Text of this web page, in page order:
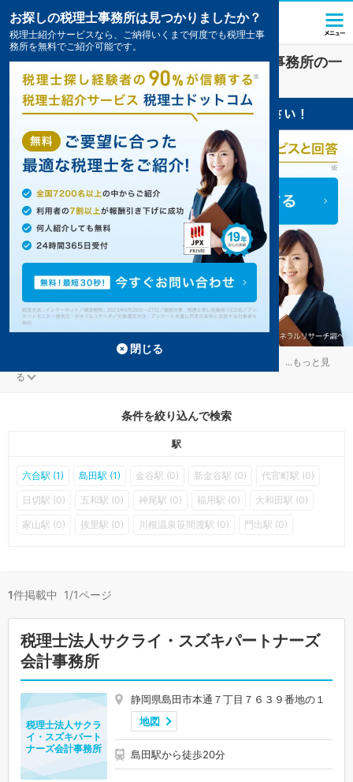
島田で資金調達対策を扱う税理士・会計事務所の一
覧1件掲載中
...もっと見
る
条件を絞り込んで検索
駅
六合駅 (1) 島田駅 (1) 金谷駅 (0) 新金谷駅 (0) 代官町駅 (0)
日切駅 (0) 五和駅 (0) 神尾駅 (0) 福用駅 (0) 大和田駅 (0)
家山駅 (0) 抜里駅 (0) 川根温泉笹間渡駅 (0) 門出駅 (0)
1件掲載中 1/1ページ
税理士法人サクライ・スズキパートナーズ
会計事務所
静岡県島田市本通７丁目７６３９番地の１
地図
島田駅から徒歩20分
税理士法人サクラ
イ・スズキパート
ナーズ会計事務所
お探しの税理士事務所は見つかりましたか？
税理士紹介サービスなら、ご納得いくまで何度でも税理士事
務所を無料でご紹介可能です。
閉じる